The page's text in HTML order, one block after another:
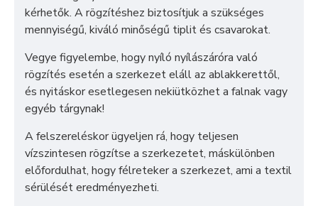
kérhetők. A rögzítéshez biztosítjuk a szükséges
mennyiségű, kiváló minőségű tiplit és csavarokat.
Vegye figyelembe, hogy nyíló nyílászáróra való
rögzítés esetén a szerkezet eláll az ablakkerettől,
és nyitáskor esetlegesen nekiütközhet a falnak vagy
egyéb tárgynak!
A felszereléskor ügyeljen rá, hogy teljesen
vízszintesen rögzítse a szerkezetet, máskülönben
előfordulhat, hogy félreteker a szerkezet, ami a textil
sérülését eredményezheti.